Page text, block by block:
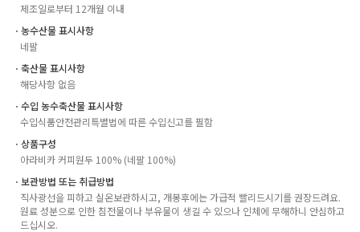
제조일로부터 12개월 이내
ㆍ농수산물 표시사항
네팔
ㆍ축산물 표시사항
해당사항 없음
ㆍ수입 농수축산물 표시사항
수입식품안전관리특별법에 따른 수입신고를 필함
ㆍ상품구성
아라비카 커피원두 100% (네팔 100%)
ㆍ보관방법 또는 취급방법
직사광선을 피하고 실온보관하시고, 개봉후에는 가급적 빨리드시기를 권장드려요.
원료 성분으로 인한 침전물이나 부유물이 생길 수 있으나 인체에 무해하니 안심하고
드십시오.